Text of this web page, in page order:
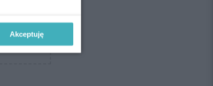
Akceptuję